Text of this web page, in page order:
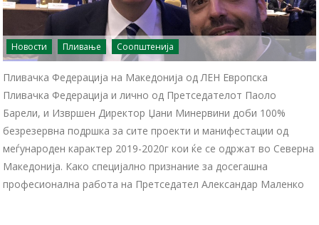
Новости Пливање Соопштенија
Пливачка Федерација на Македонија од ЛЕН Европска
Пливачка Федерација и лично од Претседателот Паоло
Барели, и Извршен Директор Џани Минервини доби 100%
безрезервна подршка за сите проекти и манифестации од
меѓународен карактер 2019-2020г кои ќе се одржат во Северна
Македонија. Како специјално признание за досегашна
професионална работа на Претседател Александар Маленко